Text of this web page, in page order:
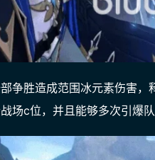
争胜造成范围冰元素伤害，
场c位，并且能够多次引爆队